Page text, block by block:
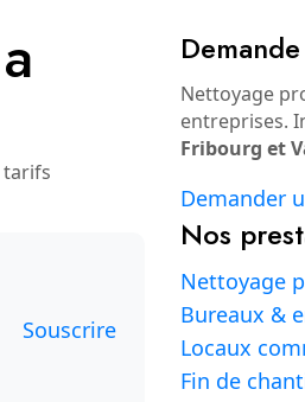
tarifs
Souscrire
Nettoyage
entreprises.
Fribourg et
Demander
Nos
Nettoyage
Bureaux &
Locaux
Fin de